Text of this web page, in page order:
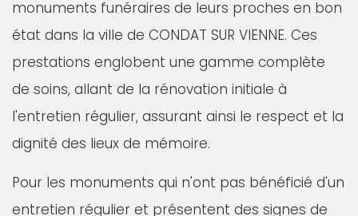
monuments funéraires de leurs proches en bon
état dans la ville de CONDAT SUR VIENNE. Ces
prestations englobent une gamme complète
de soins, allant de la rénovation initiale à
l'entretien régulier, assurant ainsi le respect et la
dignité des lieux de mémoire.
Pour les monuments qui n'ont pas bénéficié d'un
entretien régulier et présentent des signes de